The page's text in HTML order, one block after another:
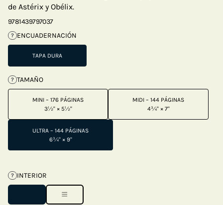
de Astérix y Obélix.
9781439797037
? ENCUADERNACIÓN
TAPA DURA
? TAMAÑO
MINI – 176 PÁGINAS
3½" × 5½"
MIDI – 144 PÁGINAS
4¾" × 7"
ULTRA – 144 PÁGINAS
6¾" × 9"
? INTERIOR